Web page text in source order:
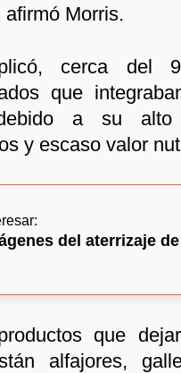
afirmó Morris.
cerca del
que
a su alto
y escaso valor
del aterrizaje
que
alfajores,